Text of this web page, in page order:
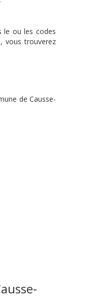
le ou les codes
vous trouverez
de Causse-